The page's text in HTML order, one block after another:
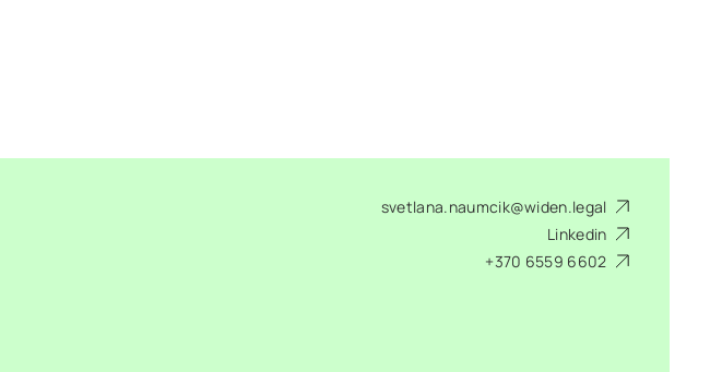
svetlana.naumcik@widen.legal
Linkedin
+370 6559 6602